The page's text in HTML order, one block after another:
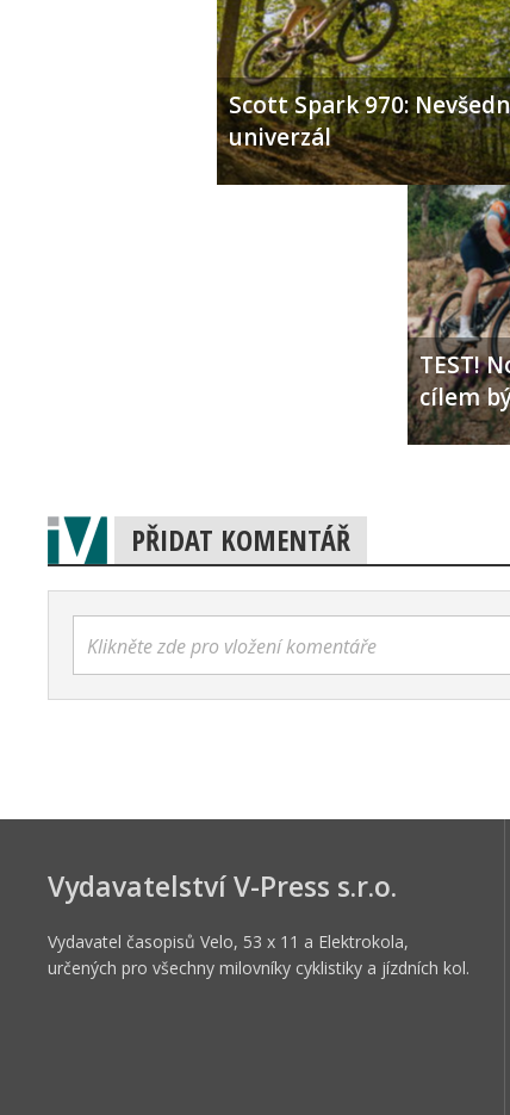
◄ Zpět
MOHLO BY VÁS ZAJÍMAT
Scott Spark 970: Nevšední
univerzál